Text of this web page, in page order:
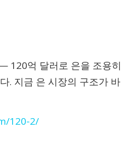
— 120억 달러로 은을 조용히
. 지금 은 시장의 구조가 바
120-2/